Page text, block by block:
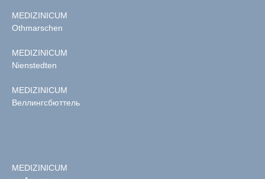
MEDIZINICUM
Othmarschen
MEDIZINICUM
Nienstedten
MEDIZINICUM
Веллингсбюттель
MEDIZINICUM